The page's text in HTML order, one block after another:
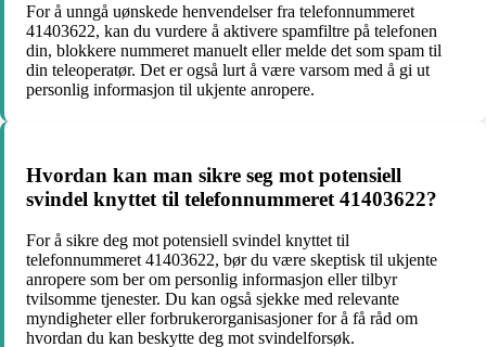
For å unngå uønskede henvendelser fra telefonnummeret
41403622, kan du vurdere å aktivere spamfiltre på telefonen
din, blokkere nummeret manuelt eller melde det som spam til
din teleoperatør. Det er også lurt å være varsom med å gi ut
personlig informasjon til ukjente anropere.
Hvordan kan man sikre seg mot potensiell
svindel knyttet til telefonnummeret 41403622?
For å sikre deg mot potensiell svindel knyttet til
telefonnummeret 41403622, bør du være skeptisk til ukjente
anropere som ber om personlig informasjon eller tilbyr
tvilsomme tjenester. Du kan også sjekke med relevante
myndigheter eller forbrukerorganisasjoner for å få råd om
hvordan du kan beskytte deg mot svindelforsøk.